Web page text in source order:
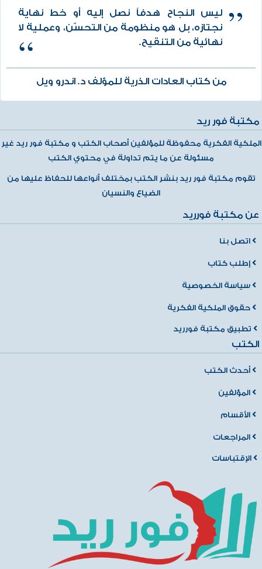
ليس النجاح هدفاً نصل إليه أو خط نهاية
نجتازه، بل هو منظومة من التحسّن، وعملية لا
نهائية من التنقيح.
من كتاب العادات الذرية للمؤلف د. اندرو ويل
مكتبة فور ريد
الملكية الفكرية محفوظة للمؤلفين أصحاب الكتب و مكتبة فور ريد غير
مسئولة عن ما يتم تداولة في محتوي الكتب
تقوم مكتبة فور ريد بنشر الكتب بمختلف أنواعها للحفاظ عليها من
الضياع والنسيان
عن مكتبة فورريد
اتصل بنا
إطلب كتاب
سياسة الخصوصية
حقوق الملكية الفكرية
تطبيق مكتبة فورريد
الكتب
أحدث الكتب
المؤلفين
الأقسام
المراجعات
الإقتباسات